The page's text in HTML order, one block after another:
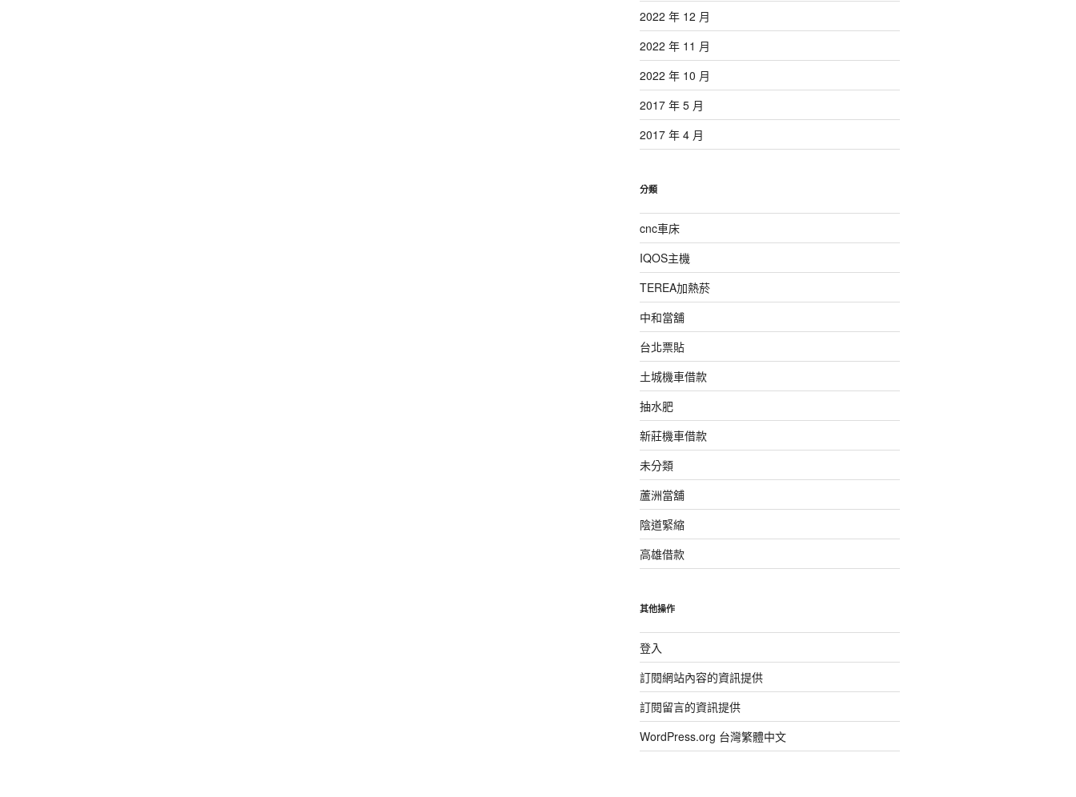
2022 年 12 月
2022 年 11 月
2022 年 10 月
2017 年 5 月
2017 年 4 月
分類
cnc車床
IQOS主機
TEREA加熱菸
中和當舖
台北票貼
土城機車借款
抽水肥
新莊機車借款
未分類
蘆洲當舖
陰道緊縮
高雄借款
其他操作
登入
訂閱網站內容的資訊提供
訂閱留言的資訊提供
WordPress.org 台灣繁體中文